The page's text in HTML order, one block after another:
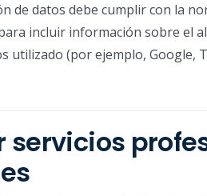
de datos debe cumplir con la
incluir información sobre el
utilizado (por ejemplo, Google,
servicios